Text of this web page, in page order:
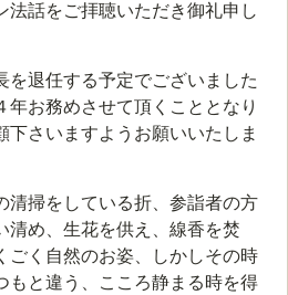
法話をご拝聴いただき御礼申し
を退任する予定でございました
年お務めさせて頂くこととなり
下さいますようお願いいたしま
清掃をしている折、参詣者の方
清め、生花を供え、線香を焚
ごく自然のお姿、しかしその時
もと違う、こころ静まる時を得